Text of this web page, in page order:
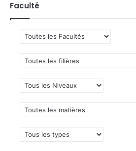
Faculté